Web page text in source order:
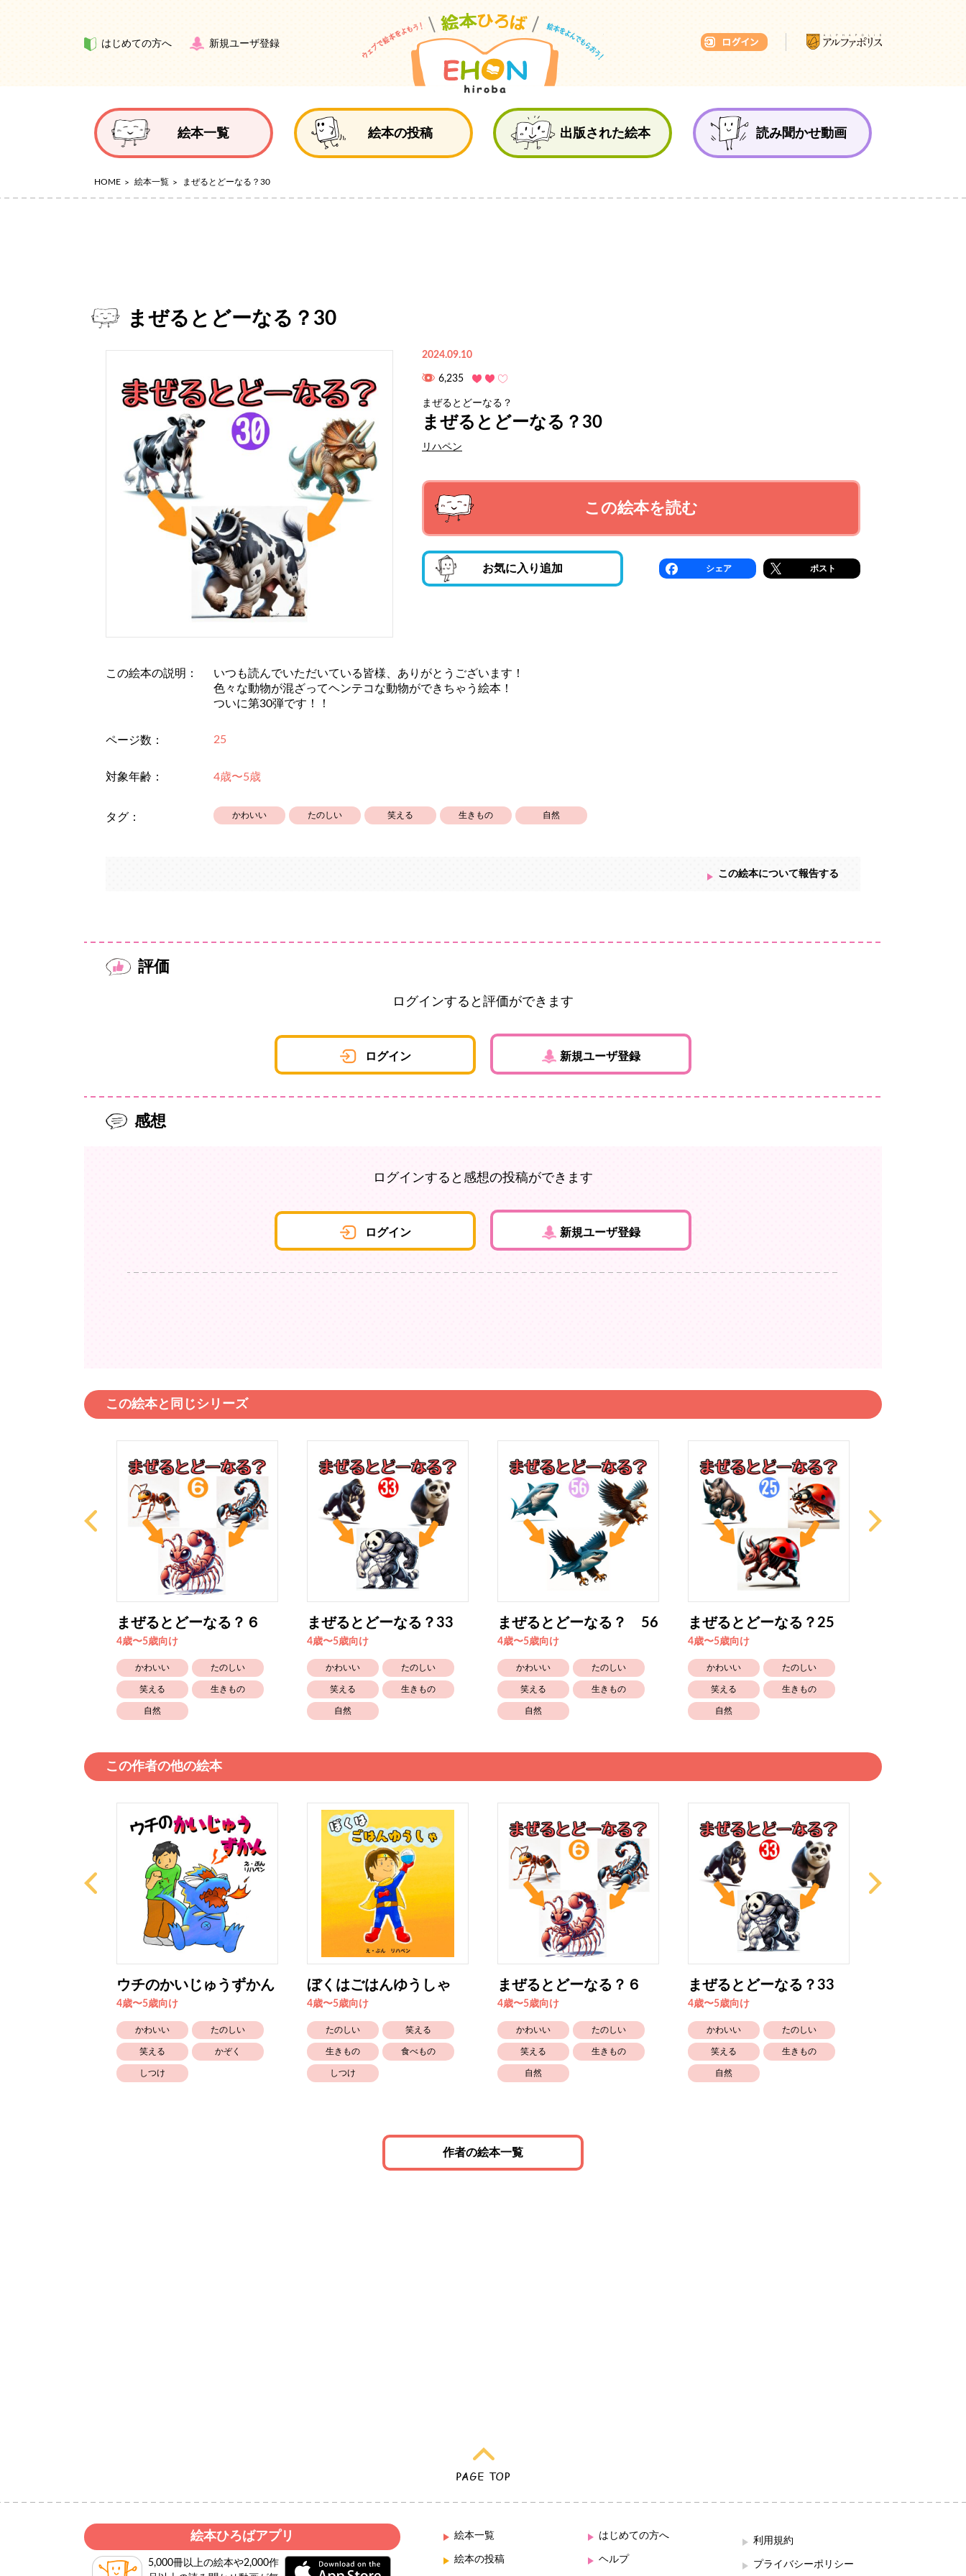
はじめての方へ 新規ユーザ登録
絵本一覧 絵本の投稿 出版された絵本 読み聞かせ動画
HOME 絵本一覧 まぜるとどーなる？30
まぜるとどーなる？30
2024.09.10
6,235
まぜるとどーなる？
まぜるとどーなる？30
リハペン
この絵本を読む
お気に入り追加 シェア ポスト
この絵本の説明：
いつも読んでいただいている皆様、ありがとうございます！
色々な動物が混ざってヘンテコな動物ができちゃう絵本！
ついに第30弾です！！
ページ数： 25
対象年齢： 4歳〜5歳
タグ： かわいい たのしい 笑える 生きもの 自然
この絵本について報告する
評価
ログインすると評価ができます
ログイン 新規ユーザ登録
感想
ログインすると感想の投稿ができます
ログイン 新規ユーザ登録
この絵本と同じシリーズ
まぜるとどーなる？６
4歳〜5歳向け
かわいい たのしい
笑える 生きもの
自然
まぜるとどーなる？33
4歳〜5歳向け
かわいい たのしい
笑える 生きもの
自然
まぜるとどーなる？ 56
4歳〜5歳向け
かわいい たのしい
笑える 生きもの
自然
まぜるとどーなる？25
4歳〜5歳向け
かわいい たのしい
笑える 生きもの
自然
この作者の他の絵本
ウチのかいじゅうずかん
4歳〜5歳向け
かわいい たのしい
笑える かぞく
しつけ
ぼくはごはんゆうしゃ
4歳〜5歳向け
たのしい 笑える
生きもの 食べもの
しつけ
まぜるとどーなる？６
4歳〜5歳向け
かわいい たのしい
笑える 生きもの
自然
まぜるとどーなる？33
4歳〜5歳向け
かわいい たのしい
笑える 生きもの
自然
作者の絵本一覧
絵本ひろばアプリ
5,000冊以上の絵本や2,000作
絵本一覧
絵本の投稿
はじめての方へ
ヘルプ
利用規約
プライバシーポリシー